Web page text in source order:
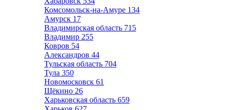
Комсомольск-на-Амуре 134
Амурск 17
Владимирская область 715
Владимир 255
Ковров 54
Александров 44
Тульская область 704
Тула 350
Новомосковск 61
Щёкино 26
Харьковская область 659